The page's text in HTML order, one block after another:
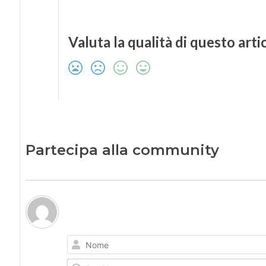
Valuta la qualità di questo
Partecipa alla community